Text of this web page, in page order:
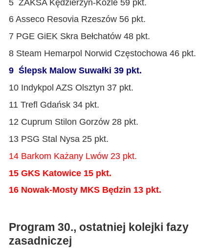
5 ZAKSA Kędzierzyn-Koźle 59 pkt.
6 Asseco Resovia Rzeszów 56 pkt.
7 PGE GiEK Skra Bełchatów 48 pkt.
8 Steam Hemarpol Norwid Częstochowa 46 pkt.
9 Ślepsk Malow Suwałki 39 pkt.
10 Indykpol AZS Olsztyn 37 pkt.
11 Trefl Gdańsk 34 pkt.
12 Cuprum Stilon Gorzów 28 pkt.
13 PSG Stal Nysa 25 pkt.
14 Barkom Każany Lwów 23 pkt.
15 GKS Katowice 15 pkt.
16 Nowak-Mosty MKS Będzin 13 pkt.
Program 30., ostatniej kolejki fazy
zasadniczej